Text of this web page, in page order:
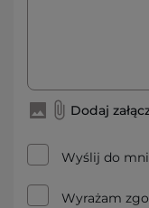
Dodaj
Wyślij do
Wyrażam